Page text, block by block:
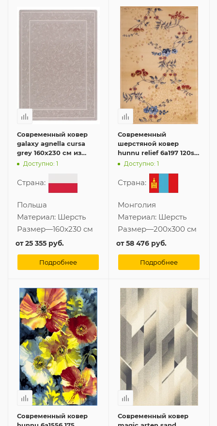
Современный ковер
galaxy agnella cursa
grey 160x230 см из
шерсти
Доступно: 1
Страна:
Польша
Материал: Шерсть
Размер—160x230 см
от25 355 руб.
Подробнее
Современный
шерстяной ковер
hunnu relief 6a197 120s
200x300 см
Доступно: 1
Страна:
Монголия
Материал: Шерсть
Размер—200x300 см
от58 476 руб.
Подробнее
Современный ковер
Современный ковер